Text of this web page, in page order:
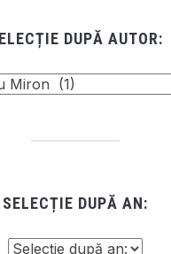
DUPĂ AUTOR:
SELECȚIE DUPĂ AN: